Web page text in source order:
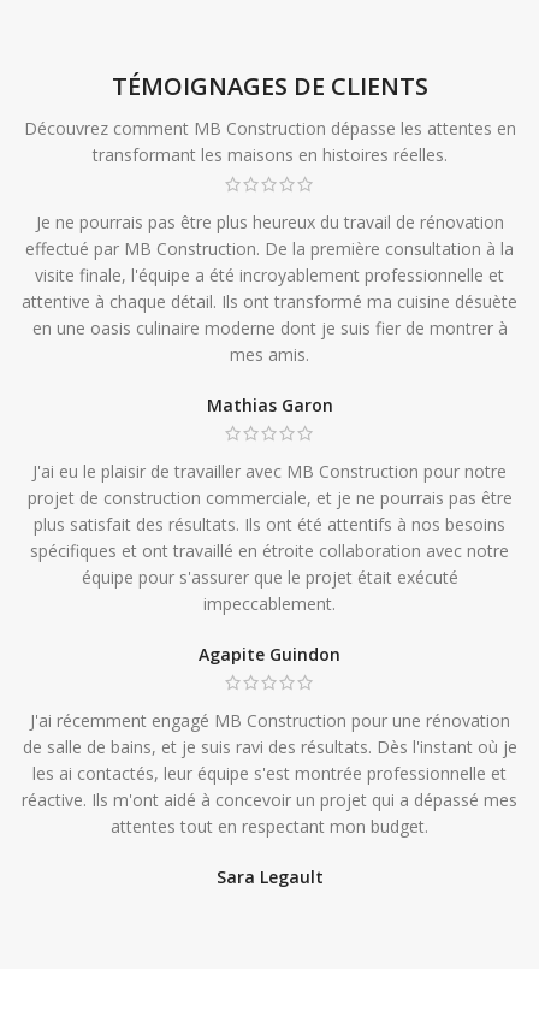
TÉMOIGNAGES DE CLIENTS
Découvrez comment MB Construction dépasse les attentes en
transformant les maisons en histoires réelles.
Je ne pourrais pas être plus heureux du travail de rénovation
effectué par MB Construction. De la première consultation à la
visite finale, l'équipe a été incroyablement professionnelle et
attentive à chaque détail. Ils ont transformé ma cuisine désuète
en une oasis culinaire moderne dont je suis fier de montrer à
mes amis.
Mathias Garon
J'ai eu le plaisir de travailler avec MB Construction pour notre
projet de construction commerciale, et je ne pourrais pas être
plus satisfait des résultats. Ils ont été attentifs à nos besoins
spécifiques et ont travaillé en étroite collaboration avec notre
équipe pour s'assurer que le projet était exécuté
impeccablement.
Agapite Guindon
J'ai récemment engagé MB Construction pour une rénovation
de salle de bains, et je suis ravi des résultats. Dès l'instant où je
les ai contactés, leur équipe s'est montrée professionnelle et
réactive. Ils m'ont aidé à concevoir un projet qui a dépassé mes
attentes tout en respectant mon budget.
Sara Legault